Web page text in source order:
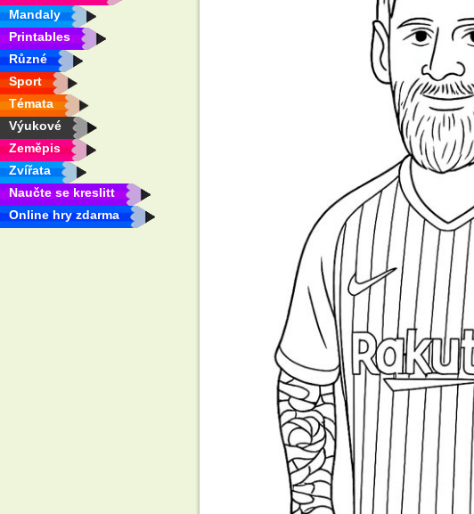
Mandaly
Printables
Různé
Sport
Témata
Výukové
Zeměpis
Zvířata
Naučte se kreslitt
Online hry zdarma